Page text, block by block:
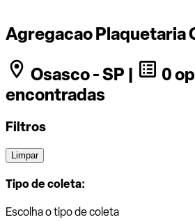
Agregacao Plaquetaria
Osasco - SP |
0
encontradas
Filtros
Limpar
Tipo de coleta:
Escolha o tipo de coleta